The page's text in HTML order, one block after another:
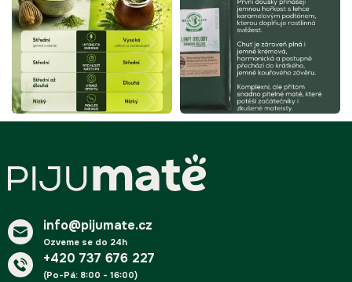
p
info@pijumate.cz
Ozveme se do 24h
+420 737 676 227
(Po-Pá: 8:00 - 16:00)